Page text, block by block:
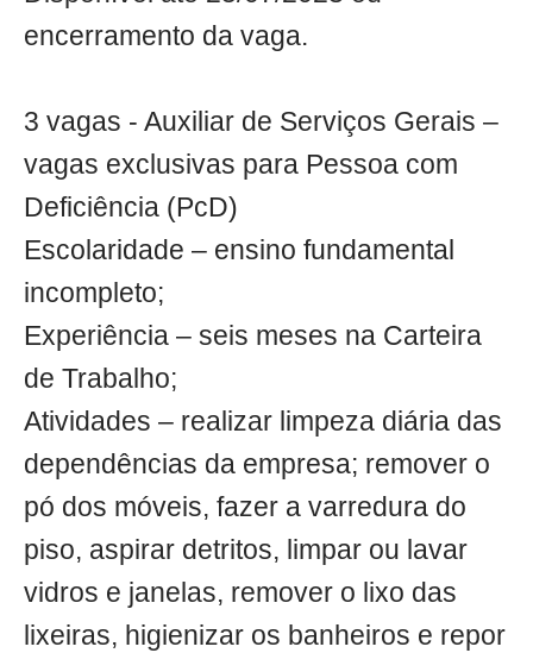
encerramento da vaga.
3 vagas - Auxiliar de Serviços Gerais –
vagas exclusivas para Pessoa com
Deficiência (PcD)
Escolaridade – ensino fundamental
incompleto;
Experiência – seis meses na Carteira
de Trabalho;
Atividades – realizar limpeza diária das
dependências da empresa; remover o
pó dos móveis, fazer a varredura do
piso, aspirar detritos, limpar ou lavar
vidros e janelas, remover o lixo das
lixeiras, higienizar os banheiros e repor